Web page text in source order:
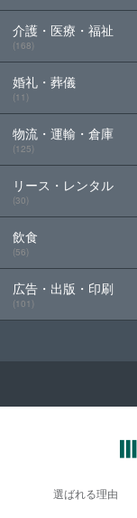
介護・医療・福祉
(168)
婚礼・葬儀
(11)
物流・運輸・倉庫
(125)
リース・レンタル
(30)
飲食
(56)
広告・出版・印刷
(101)
選ばれる理由